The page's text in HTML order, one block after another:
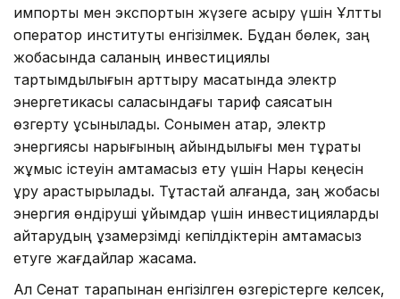
импорты мен экспортын жүзеге асыру үшін Ұлттық
оператор институты енгізілмек. Бұдан бөлек, заң
жобасында саланың инвестициялық
тартымдылығын арттыру мақсатында электр
энергетикасы саласындағы тариф саясатын
өзгерту ұсынылады. Сонымен қатар, электр
энергиясы нарығының айқындылығы мен тұрақты
жұмыс істеуін қамтамасыз ету үшін Нарық кеңесін
құру қарастырылады. Тұтастай алғанда, заң жобасы
энергия өндіруші ұйымдар үшін инвестицияларды
қайтарудың ұзақмерзімді кепілдіктерін қамтамасыз
етуге жағдайлар жасамақ.
Ал Сенат тарапынан енгізілген өзгерістерге келсек,